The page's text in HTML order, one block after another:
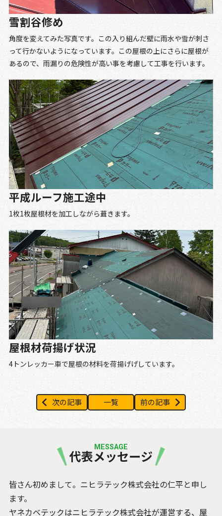
雪割谷修め
角度を変えてみた写真です。この入り組んだ壁に雨水や雪が刺さ
って行かないようになっています。この屋根の上にさらに屋根が
あるので、雨漏りの危険性が高い事を考慮して工事を行います。
平成ルーフ施工途中
1枚1枚屋根材を加工しながら葺きます。
屋根材荷揚げ状況
4トンレッカー車で屋根の材料を荷揚げげしています。
次の記事 一覧 前の記事
代表メッセージ
MESSAGE
皆さん初めまして。ニヒラテック株式会社の仁平と申し
ます。
ヤネカベテックはニヒラテック株式会社が運営する、屋